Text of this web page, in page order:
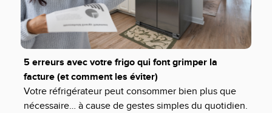
5 erreurs avec votre frigo qui font grimper la
facture (et comment les éviter)
Votre réfrigérateur peut consommer bien plus que
nécessaire… à cause de gestes simples du quotidien.